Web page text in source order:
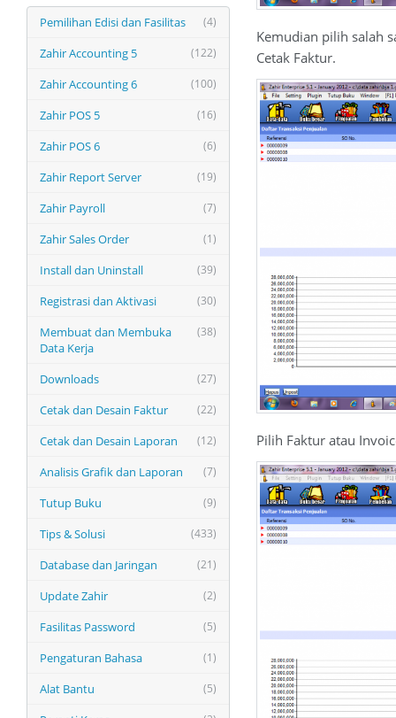
(4)
Pemilihan Edisi dan Fasilitas
(122)
Zahir Accounting 5
(100)
Zahir Accounting 6
(16)
Zahir POS 5
(6)
Zahir POS 6
(19)
Zahir Report Server
(7)
Zahir Payroll
(1)
Zahir Sales Order
(39)
Install dan Uninstall
(30)
Registrasi dan Aktivasi
(38)
Membuat dan Membuka
Data Kerja
(27)
Downloads
(22)
Cetak dan Desain Faktur
(12)
Cetak dan Desain Laporan
(7)
Analisis Grafik dan Laporan
(9)
Tutup Buku
(433)
Tips & Solusi
(21)
Database dan Jaringan
(2)
Update Zahir
(5)
Fasilitas Password
(1)
Pengaturan Bahasa
(5)
Alat Bantu
Kemudian pilih salah
Cetak Faktur.
Pilih Faktur atau